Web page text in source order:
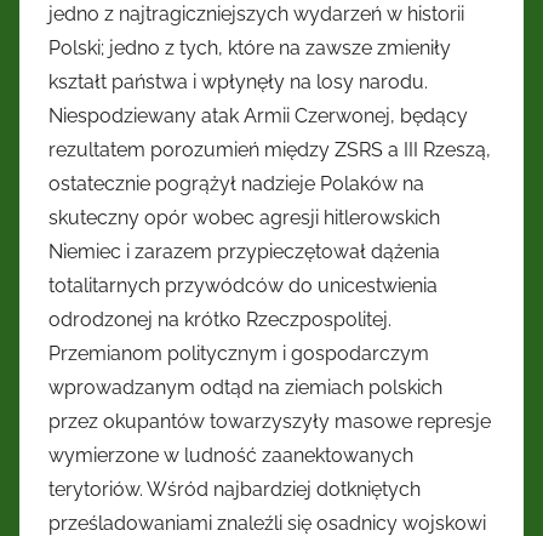
Cywilnych
Kresów
Wschodnich
jedno z najtragiczniejszych wydarzeń w historii
Polski; jedno z tych, które na zawsze zmieniły
kształt państwa i wpłynęły na losy narodu.
Niespodziewany atak Armii Czerwonej, będący
rezultatem porozumień między ZSRS a III Rzeszą,
ostatecznie pogrążył nadzieje Polaków na
skuteczny opór wobec agresji hitlerowskich
Niemiec i zarazem przypieczętował dążenia
totalitarnych przywódców do unicestwienia
odrodzonej na krótko Rzeczpospolitej.
Przemianom politycznym i gospodarczym
wprowadzanym odtąd na ziemiach polskich
przez okupantów towarzyszyły masowe represje
wymierzone w ludność zaanektowanych
terytoriów. Wśród najbardziej dotkniętych
prześladowaniami znaleźli się osadnicy wojskowi